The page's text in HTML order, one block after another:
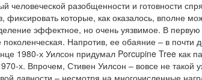
человеческой разобщенности и готовности
фиксировать которые, как оказалось, вполне
эффектное, но очень уязвимое. В
Напротив, ее обаяние – в почти
1980-х Уилсон придумал Porcupine Tree как
х. Впрочем, Стивен Уилсон – вовсе не такой